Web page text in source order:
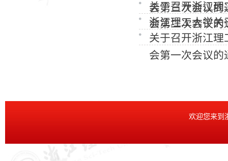
会第三次会议的
关于召开浙江
会第二次会议的
浙江理工大学
关于召开浙江
会第一次会议的
欢迎您来到